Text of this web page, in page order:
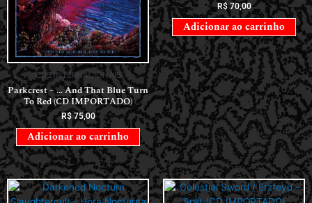
CDS INTERNACIONAIS
Parkcrest – … And That Blue Turn
To Red (CD IMPORTADO)
R$75,00
Adicionar ao carrinho
R$70,00
Adicionar ao carrinho